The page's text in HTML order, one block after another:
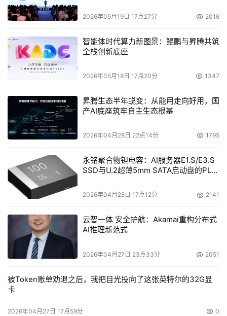
2026年05月19日 17点27分 2016
智能体时代算力新图景：鲲鹏与昇腾共筑
全栈创新底座
2026年05月18日 17点20分 1347
昇腾生态半年蜕变：从能用走向好用，国
产AI底座筑牢自主生态根基
2026年04月28日 22点14分 1795
永铭聚合物钽电容：AI服务器E1.S/E3.S
SSD与U.2超薄5mm SATA启动盘的PLP
2026年04月28日 17点12分 2141
云智一体 安全护航：Akamai重构分布式
AI推理新范式
2026年04月27日 23点33分 2051
被Token账单劝退之后，我把目光投向了这张英特尔的32G显
卡
2026年04月27日 17点59分 0